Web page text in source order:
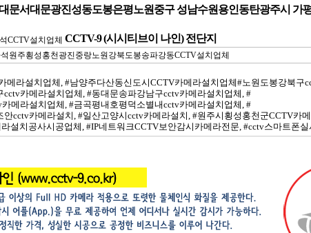
문서대문광진성동도봉은평노원중구 성남수원용인동탄광주시 가
CCTV-9 (시시티브이 나인) 전단지
메라설치업체, #남양주다산동신도시CCTV카메라설치업체#노원도봉강북구
cctv카메라설치업체, #동대문송파강남구cctv카메라설치업체, #
메라설치업체, #금곡평내호평덕소별내cctv카메라설치업체, #
안cctv카메라설치, #일산고양시cctv카메라설치, #원주시횡성홍천군CCTV카
설치공사시공업체, #IP네트워크CCTV보안감시카메라전문, #cctv스마트폰